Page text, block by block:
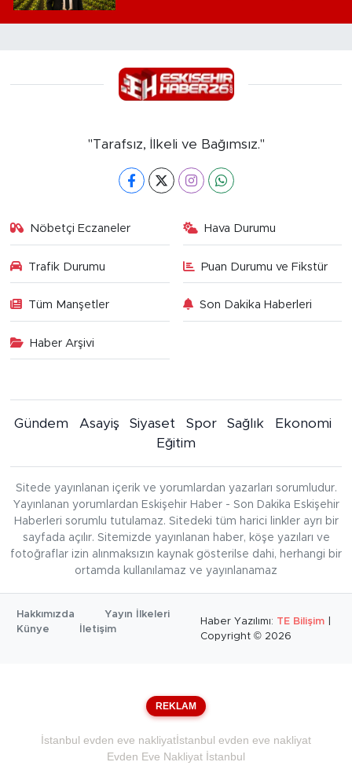
"Tarafsız, İlkeli ve Bağımsız."
Nöbetçi Eczaneler Hava Durumu
Trafik Durumu Puan Durumu ve Fikstür
Tüm Manşetler Son Dakika Haberleri
Haber Arşivi
Gündem Asayiş Siyaset Spor Sağlık
Ekonomi
Eğitim
Sitede yayınlanan içerik ve yorumlardan yazarları sorumludur.
Yayınlanan yorumlardan Eskişehir Haber - Son Dakika Eskişehir
Haberleri sorumlu tutulamaz. Sitedeki tüm harici linkler ayrı bir
sayfada açılır. Sitemizde yayınlanan haber, köşe yazıları ve
fotoğraflar izin alınmaksızın kaynak gösterilse dahi, herhangi bir
ortamda kullanılamaz ve yayınlanamaz
Hakkımızda
Yayın İlkeleri
Künye
İletişim
Haber Yazılımı: TE Bilişim
Copyright © 2026
REKLAM
İstanbul evden eve nakliyatİstanbul evden eve nakliyat
Evden Eve Nakliyat İstanbul